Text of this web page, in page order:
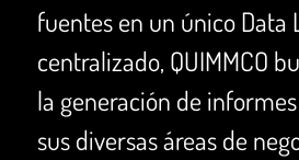
fuentes en un único Data
centralizado, QUIMMCO
la generación de
sus diversas áreas de